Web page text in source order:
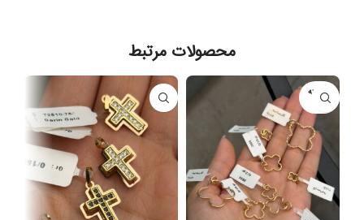
محصولات مرتبط
فروخته
شده